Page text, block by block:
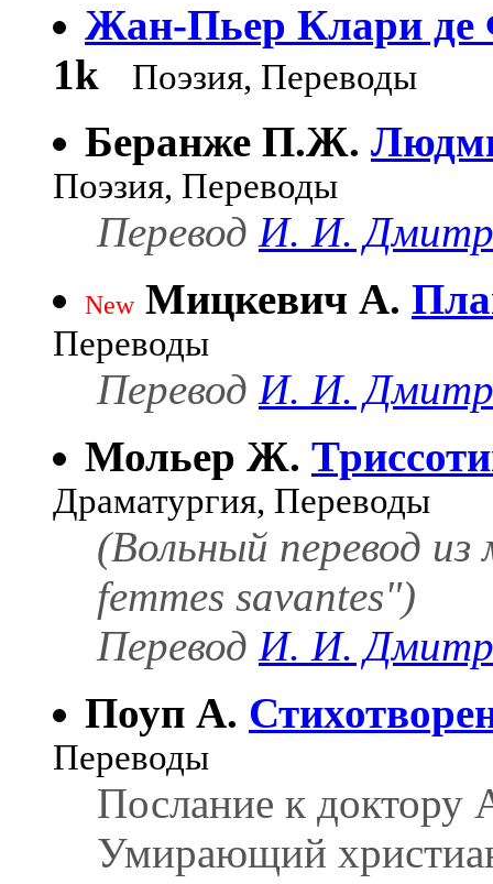
Жан-Пьер Клари де
1k
Поэзия, Переводы
Беранже П.Ж.
Поэзия, Переводы
Перевод И. И.
New Мицкевич А.
Переводы
Перевод И. И.
Мольер Ж.
Драматургия, Переводы
(Вольный перевод из
femmes savantes")
Перевод И. И.
Поуп А.
Переводы
Послание к доктору
Умирающий